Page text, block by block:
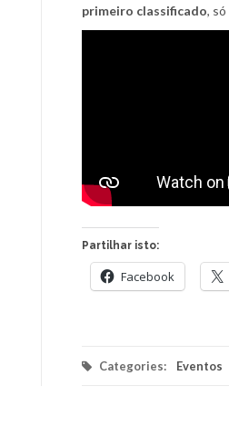
primeiro classificado,
Partilhar isto:
Facebook
Categories: Eventos